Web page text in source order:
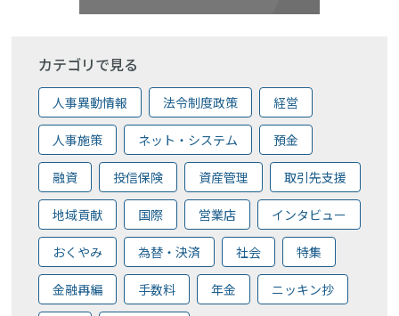
カテゴリで見る
人事異動情報 法令制度政策 経営
人事施策 ネット・システム 預金
融資 投信保険 資産管理 取引先支援
地域貢献 国際 営業店 インタビュー
おくやみ 為替・決済 社会 特集
金融再編 手数料 年金 ニッキン抄